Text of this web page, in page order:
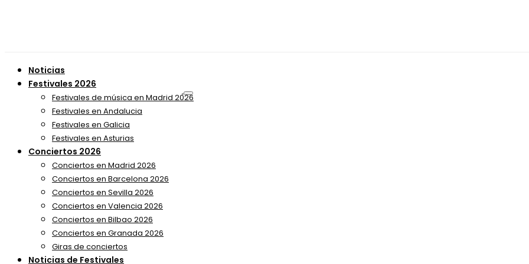
Noticias
Festivales 2026
Festivales de música en Madrid 2026
Festivales en Andalucia
Festivales en Galicia
Festivales en Asturias
Conciertos 2026
Conciertos en Madrid 2026
Conciertos en Barcelona 2026
Conciertos en Sevilla 2026
Conciertos en Valencia 2026
Conciertos en Bilbao 2026
Conciertos en Granada 2026
Giras de conciertos
Noticias de Festivales